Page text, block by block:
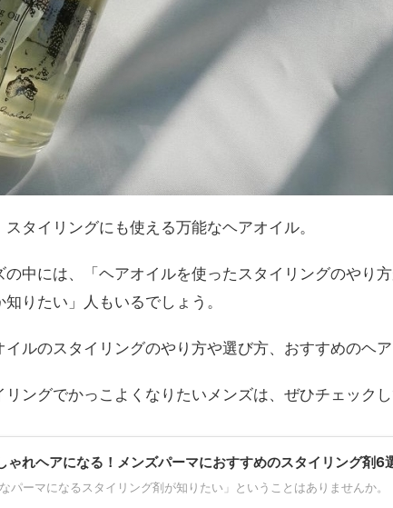
タイリングにも使える万能なヘアオイル。
中には、「ヘアオイルを使ったスタイリングのやり
りたい」人もいるでしょう。
ルのスタイリングのやり方や選び方、おすすめのヘア
ングでかっこよくなりたいメンズは、ぜひチェックし
ゃれヘアになる！メンズパーマにおすすめのスタイリング剤6
なパーマになるスタイリング剤が知りたい」ということはありませんか。